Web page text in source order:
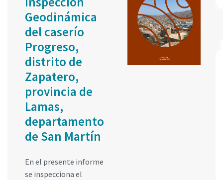
Geodinámica
del caserío
Progreso,
distrito de
Zapatero,
provincia de
Lamas,
departamento
de San Martín
En el presente informe
se inspecciona el